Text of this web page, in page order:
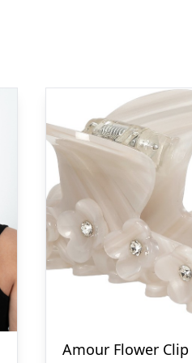
Amour Flower Clip